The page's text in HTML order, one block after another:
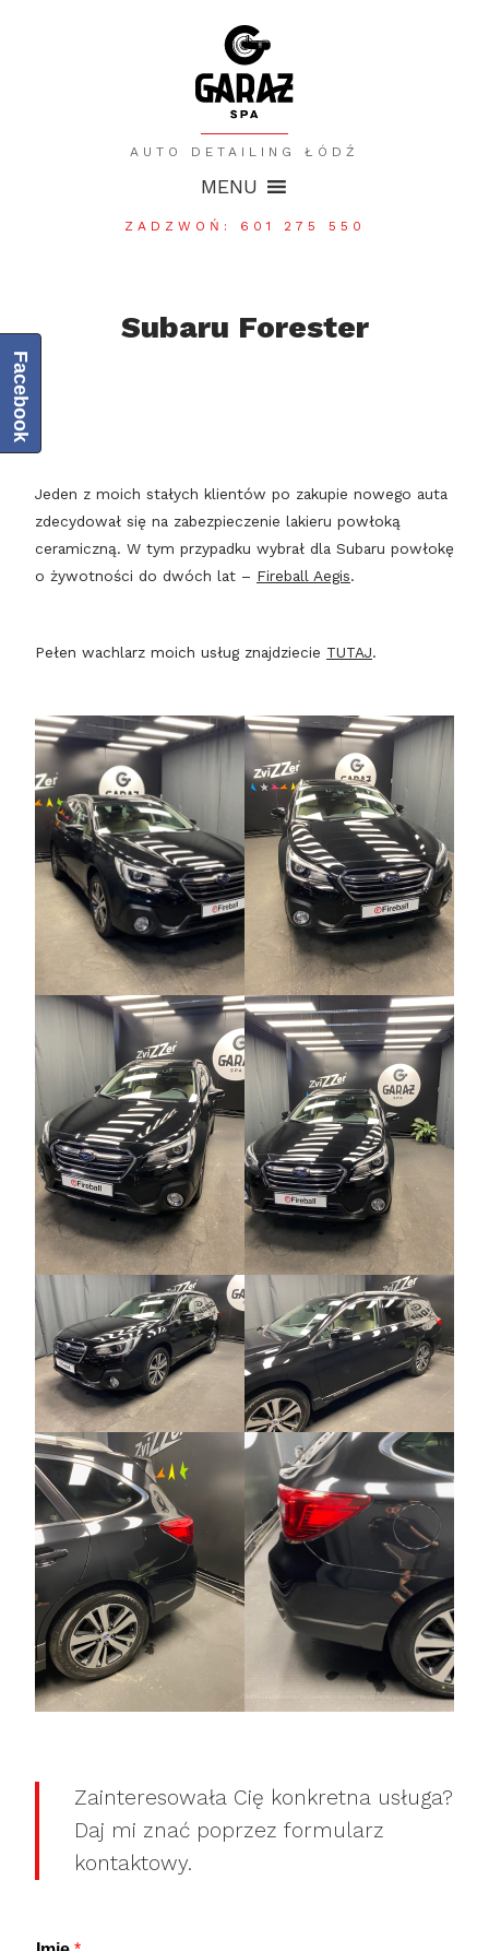
AUTO DETAILING ŁÓDŹ
MENU
ZADZWOŃ: 601 275 550
Subaru Forester
Jeden z moich stałych klientów po zakupie nowego auta
zdecydował się na zabezpieczenie lakieru powłoką
ceramiczną. W tym przypadku wybrał dla Subaru powłokę
o żywotności do dwóch lat – Fireball Aegis.
Pełen wachlarz moich usług znajdziecie TUTAJ.
Zainteresowała Cię konkretna usługa?
Daj mi znać poprzez formularz
kontaktowy.
Facebook